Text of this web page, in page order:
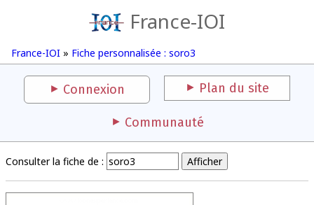
France-IOI
France-IOI » Fiche personnalisée : soro3
Connexion Plan du site
Communauté
Consulter la fiche de :